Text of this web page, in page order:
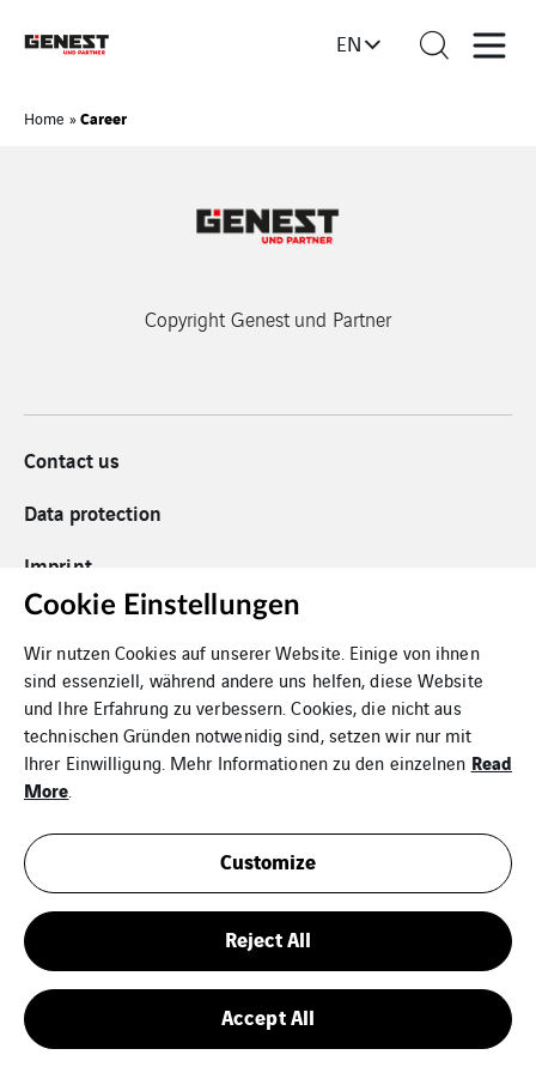
EN
Home »Career
Copyright Genest und Partner
Contact us
Data protection
Imprint
Cookies
Sitemap
Cookie Einstellungen
Wir nutzen Cookies auf unserer Website. Einige von ihnen
sind essenziell, während andere uns helfen, diese Website
und Ihre Erfahrung zu verbessern. Cookies, die nicht aus
technischen Gründen notwenidig sind, setzen wir nur mit
Ihrer Einwilligung. Mehr Informationen zu den einzelnen Read
More
Customize
Reject All
Accept All